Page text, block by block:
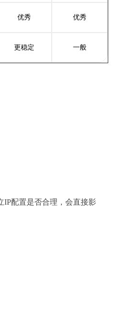
优秀 优秀
更稳定 一般
IP配置是否合理，会直接影